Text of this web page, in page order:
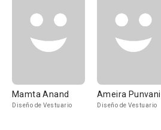
Mamta Anand
Diseño de Vestuario
Ameira Punvani
Diseño de Vestuario